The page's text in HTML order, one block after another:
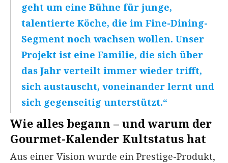
geht um eine Bühne für junge,
talentierte Köche, die im Fine-Dining-
Segment noch wachsen wollen. Unser
Projekt ist eine Familie, die sich über
das Jahr verteilt immer wieder trifft,
sich austauscht, voneinander lernt und
sich gegenseitig unterstützt.“
Wie alles begann – und warum der
Gourmet-Kalender Kultstatus hat
Aus einer Vision wurde ein Prestige-Produkt,